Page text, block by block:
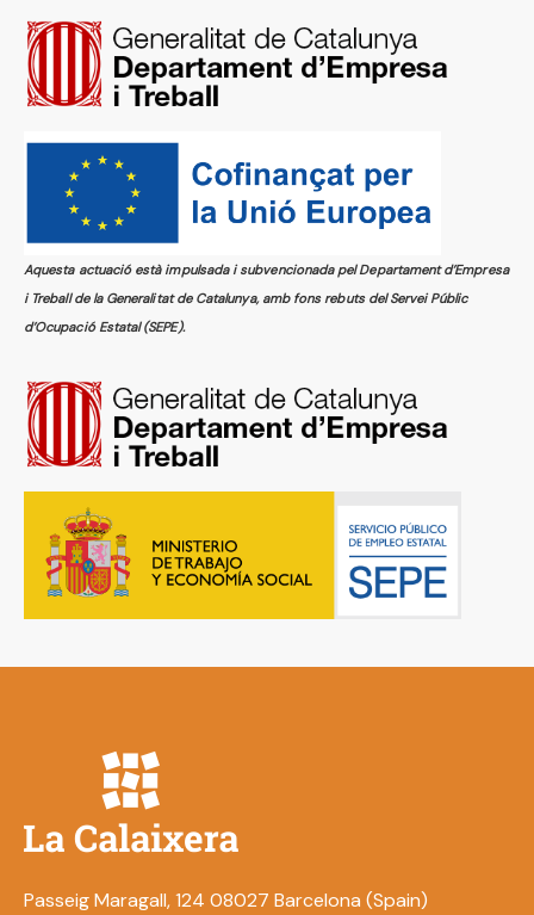
Aquesta actuació està impulsada i subvencionada pel Departament d’Empresa
i Treball de la Generalitat de Catalunya, amb fons rebuts del Servei Públic
d’Ocupació Estatal (SEPE).
Passeig Maragall, 124 08027 Barcelona (Spain)